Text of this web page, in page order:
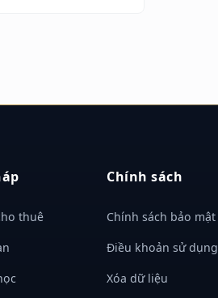
thuê
Chính sách
Chính sách bảo mật
Điều khoản sử dụng
Xóa dữ liệu